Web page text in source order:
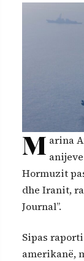
M arina
Hormuzit
dhe Iranit,
Journal”.
Sipas
amerikanë,